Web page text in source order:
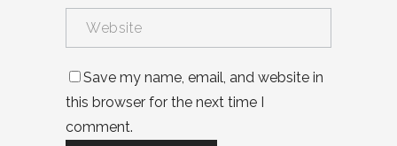
Save my name, email, and website in
this browser for the next time I
comment.